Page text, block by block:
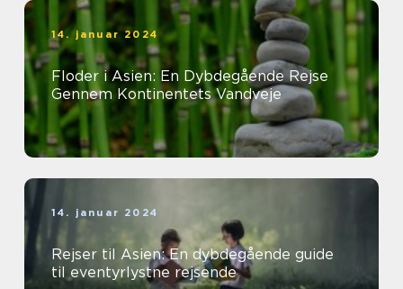
14. januar 2024
Floder i Asien: En Dybdegående Rejse
Gennem Kontinentets Vandveje
14. januar 2024
Rejser til Asien: En dybdegående guide
til eventyrlystne rejsende